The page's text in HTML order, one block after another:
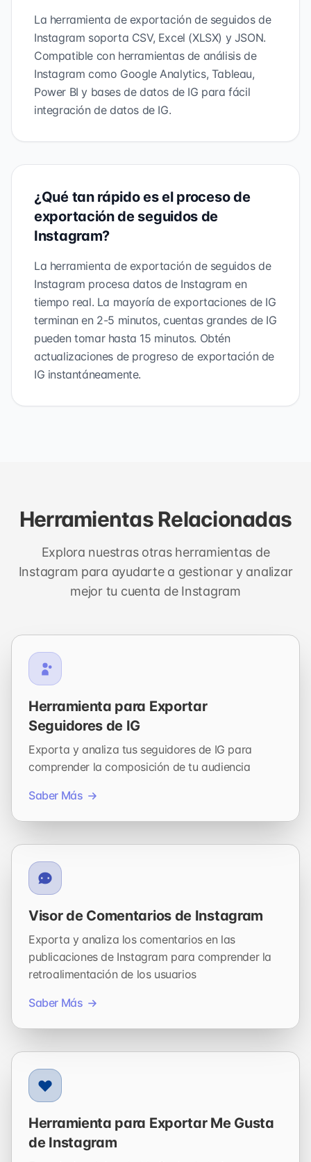
La herramienta de exportación de seguidos de
Instagram soporta CSV, Excel (XLSX) y JSON.
Compatible con herramientas de análisis de
Instagram como Google Analytics, Tableau,
Power BI y bases de datos de IG para fácil
integración de datos de IG.
¿Qué tan rápido es el proceso de
exportación de seguidos de
Instagram?
La herramienta de exportación de seguidos de
Instagram procesa datos de Instagram en
tiempo real. La mayoría de exportaciones de IG
terminan en 2-5 minutos, cuentas grandes de IG
pueden tomar hasta 15 minutos. Obtén
actualizaciones de progreso de exportación de
IG instantáneamente.
Herramientas Relacionadas
Explora nuestras otras herramientas de
Instagram para ayudarte a gestionar y analizar
mejor tu cuenta de Instagram
Herramienta para Exportar
Seguidores de IG
Exporta y analiza tus seguidores de IG para
comprender la composición de tu audiencia
Saber Más
Visor de Comentarios de Instagram
Exporta y analiza los comentarios en las
publicaciones de Instagram para comprender la
retroalimentación de los usuarios
Saber Más
Herramienta para Exportar Me Gusta
de Instagram